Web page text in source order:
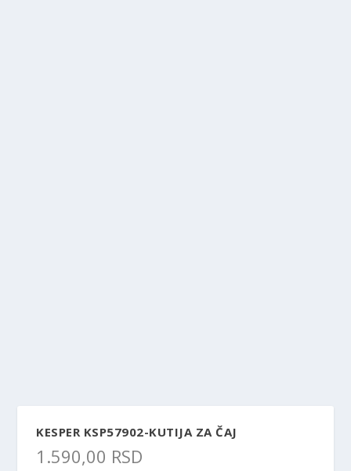
KESPER KSP57902-KUTIJA ZA ČAJ
1.590,00 RSD